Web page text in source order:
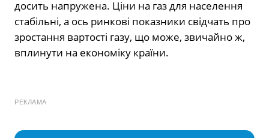
досить напружена. Ціни на газ для населення
стабільні, а ось ринкові показники свідчать про
зростання вартості газу, що може, звичайно ж,
вплинути на економіку країни.
РЕКЛАМА